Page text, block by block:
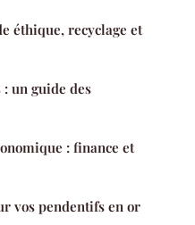
éthique, recyclage et
un guide des
: finance et
vos pendentifs en or